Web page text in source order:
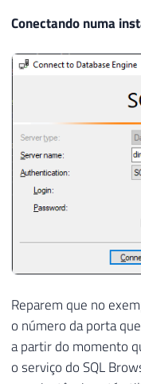
Conectando numa
Reparem que no
o número da porta
a partir do momento
o serviço do SQL